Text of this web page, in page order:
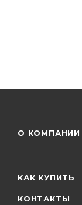
О КОМПАНИИ
КАК КУПИТЬ
КОНТАКТЫ